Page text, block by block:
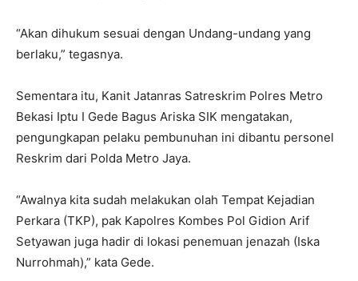
“Akan dihukum sesuai dengan Undang-undang yang
berlaku,” tegasnya.
Sementara itu, Kanit Jatanras Satreskrim Polres Metro
Bekasi Iptu I Gede Bagus Ariska SIK mengatakan,
pengungkapan pelaku pembunuhan ini dibantu personel
Reskrim dari Polda Metro Jaya.
“Awalnya kita sudah melakukan olah Tempat Kejadian
Perkara (TKP), pak Kapolres Kombes Pol Gidion Arif
Setyawan juga hadir di lokasi penemuan jenazah (Iska
Nurrohmah),” kata Gede.